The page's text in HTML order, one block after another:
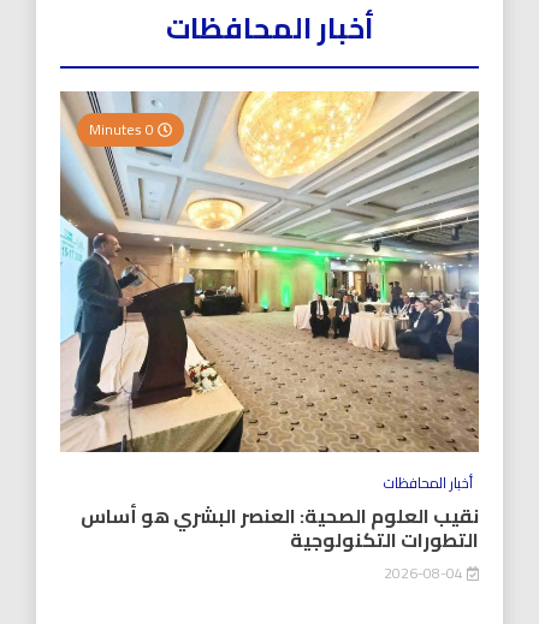
أخبار المحافظات
أخبار المحافظات
نقيب العلوم الصحية: العنصر البشري هو أساس
التطورات التكنولوجية